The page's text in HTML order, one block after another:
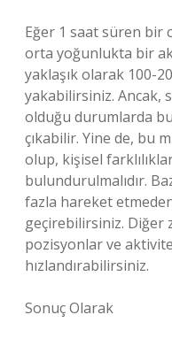
Eğer 1 saat süren bir
orta yoğunlukta bir
yaklaşık olarak 100-
yakabilirsiniz. Ancak,
olduğu durumlarda
çıkabilir. Yine de, bu
olup, kişisel
bulundurulmalıdır.
fazla hareket
geçirebilirsiniz. Diğer
pozisyonlar ve
hızlandırabilirsiniz.
Sonuç Olarak